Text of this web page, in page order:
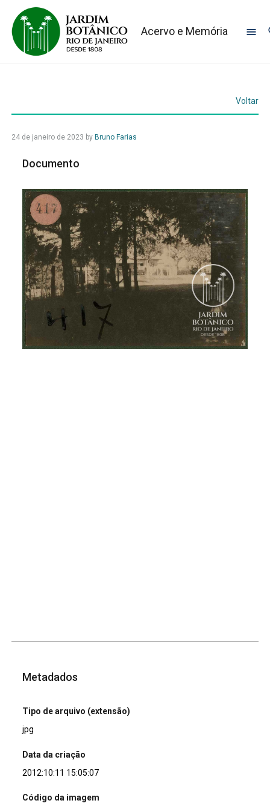
Acervo e Memória
Voltar
24 de janeiro de 2023 by Bruno Farias
Documento
Metadados
Tipo de arquivo (extensão)
jpg
Data da criação
2012:10:11 15:05:07
Código da imagem